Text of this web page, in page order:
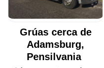
Grúas cerca de
Adamsburg,
Pensilvania